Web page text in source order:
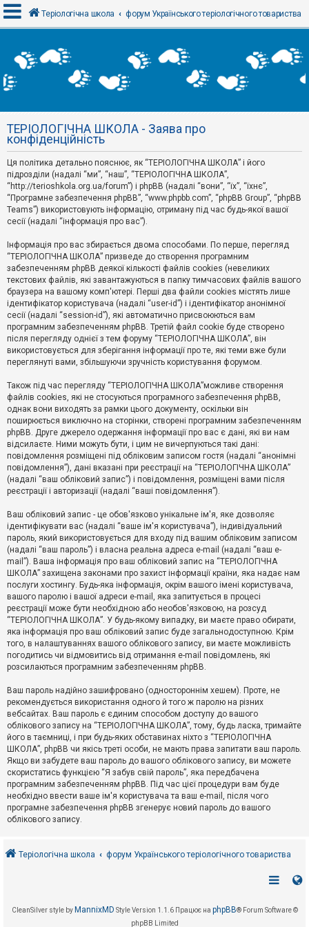
х
і
Р
е
с
т
р
а
ц
і
я
Т
е
м
и
б
е
з
в
і
д
о
і
д
е
й
А
т
и
в
е
м
и
П
о
ш
у
Д
о
м
о
г
Теріологічна школа форум Українського теріологічного товариства
ТЕРІОЛОГІЧНА ШКОЛА - Заява про
конфіденційність
Ця політика детально пояснює, як “ТЕРІОЛОГІЧНА ШКОЛА” і його
підрозділи (надалі “ми”, “наш”, “ТЕРІОЛОГІЧНА ШКОЛА”,
“http://terioshkola.org.ua/forum”) і phpBB (надалі “вони”, “їх”, “їхнє”,
“Програмне забезпечення phpBB”, “www.phpbb.com”, “phpBB Group”, “phpBB
Teams”) використовують інформацію, отриману під час будь-якої вашої
сесії (надалі “інформація про вас”).
Інформація про вас збирається двома способами. По перше, перегляд
“ТЕРІОЛОГІЧНА ШКОЛА” призведе до створення програмним
забезпеченням phpBB деякої кількості файлів cookies (невеликих
текстових файлів, які завантажуються в папку тимчасових файлів вашого
браузера на вашому комп'ютері. Перші два файли cookies містять лише
ідентифікатор користувача (надалі “user-id”) і ідентифікатор анонімної
сесії (надалі “session-id”), які автоматично присвоюються вам
програмним забезпеченням phpBB. Третій файл cookie буде створено
після перегляду однієї з тем форуму “ТЕРІОЛОГІЧНА ШКОЛА”, він
використовується для зберігання інформації про те, які теми вже були
переглянуті вами, збільшуючи зручність користування форумом.
Також під час перегляду “ТЕРІОЛОГІЧНА ШКОЛА”можливе створення
файлів cookies, які не стосуються програмного забезпечення phpBB,
однак вони виходять за рамки цього документу, оскільки він
поширюється виключно на сторінки, створені програмним забезпеченням
phpBB. Друге джерело одержання інформації про вас є дані, які ви нам
відсилаєте. Ними можуть бути, і цим не вичерпуються такі дані:
повідомлення розміщені під обліковим записом гостя (надалі “анонімні
повідомлення”), дані вказані при реєстрації на “ТЕРІОЛОГІЧНА ШКОЛА”
(надалі “ваш обліковий запис”) і повідомлення, розміщені вами після
реєстрації і авторизації (надалі “ваші повідомлення”).
Ваш обліковий запис - це обов'язково унікальне ім'я, яке дозволяє
ідентифікувати вас (надалі “ваше ім'я користувача”), індивідуальний
пароль, який використовується для входу під вашим обліковим записом
(надалі “ваш пароль”) і власна реальна адреса e-mail (надалі “ваш e-
mail”). Ваша інформація про ваш обліковий запис на “ТЕРІОЛОГІЧНА
ШКОЛА” захищена законами про захист інформації країни, яка надає нам
послуги хостингу. Будь-яка інформація, окрім вашого імені користувача,
вашого паролю і вашої адреси e-mail, яка запитується в процесі
реєстрації може бути необхідною або необов'язковою, на розсуд
“ТЕРІОЛОГІЧНА ШКОЛА”. У будь-якому випадку, ви маєте право обирати,
яка інформація про ваш обліковий запис буде загальнодоступною. Крім
того, в налаштуваннях вашого облікового запису, ви маєте можливість
погодитись чи відмовитись від отримання e-mail повідомлень, які
розсилаються програмним забезпеченням phpBB.
Ваш пароль надійно зашифровано (одностороннім хешем). Проте, не
рекомендується використання одного й того ж паролю на різних
вебсайтах. Ваш пароль є єдиним способом доступу до вашого
облікового запису на “ТЕРІОЛОГІЧНА ШКОЛА”, тому, будь ласка, тримайте
його в таємниці, і при будь-яких обставинах ніхто з “ТЕРІОЛОГІЧНА
ШКОЛА”, phpBB чи якісь треті особи, не мають права запитати ваш пароль.
Якщо ви забудете ваш пароль до вашого облікового запису, ви можете
скористатись функцією “Я забув свій пароль”, яка передбачена
програмним забезпеченням phpBB. Під час цієї процедури вам буде
необхідно ввести ваше ім'я користувача та ваш e-mail, після чого
програмне забезпечення phpBB згенерує новий пароль до вашого
облікового запису.
Теріологічна школа форум Українського теріологічного товариства
CleanSilver style by MannixMD Style Version 1.1.6 Працює на phpBB® Forum Software ©
phpBB Limited